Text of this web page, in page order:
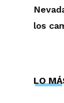
los
LO